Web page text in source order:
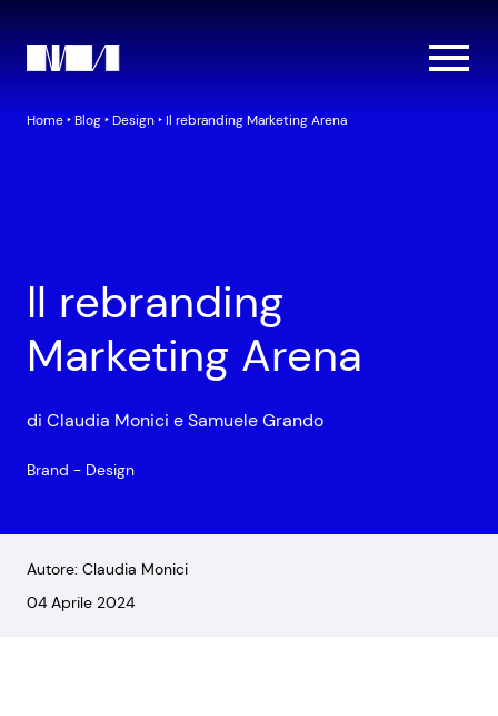
Home‣Blog‣Design‣Il rebranding Marketing Arena
Il rebranding
Marketing Arena
di Claudia Monici e Samuele Grando
Brand - Design
Autore: Claudia Monici
04 Aprile 2024